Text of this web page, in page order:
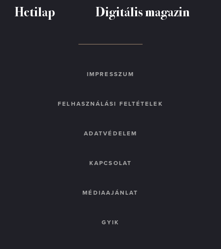
Hetilap Digitális magazin
IMPRESSZUM
FELHASZNÁLÁSI FELTÉTELEK
ADATVÉDELEM
KAPCSOLAT
MÉDIAAJÁNLAT
GYIK